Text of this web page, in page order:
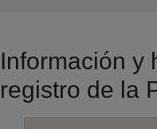
Información y
registro de la